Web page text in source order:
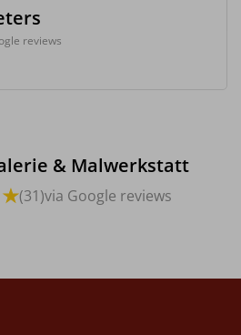
reviews
& Malwerkstatt
(31)via Google reviews